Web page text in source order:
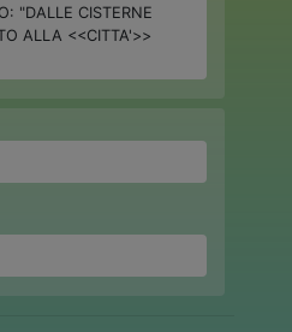
"DALLE CISTERNE
ALLA <<CITTA'>>